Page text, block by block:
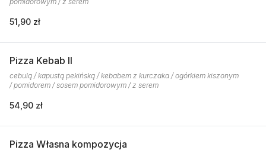
51,90 zł
Pizza Kebab II
cebulą / kapustą pekińską / kebabem z kurczaka / ogórkiem kiszonym
/ pomidorem / sosem pomidorowym / z serem
54,90 zł
Pizza Własna kompozycja